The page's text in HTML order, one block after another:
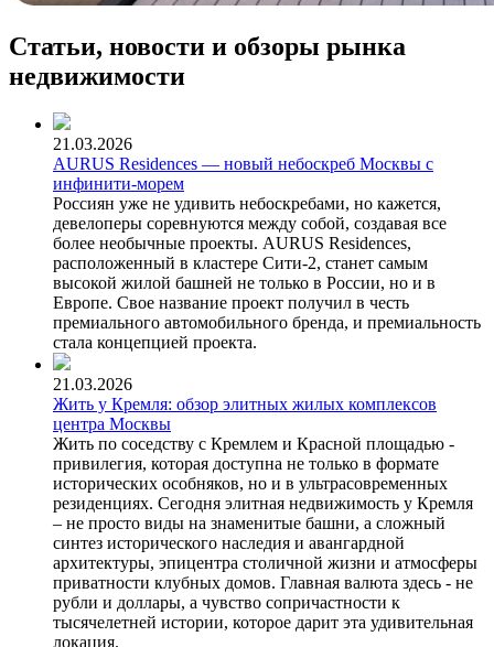
Статьи, новости и обзоры рынка
недвижимости
21.03.2026
AURUS Residences — новый небоскреб Москвы с
инфинити-морем
Россиян уже не удивить небоскребами, но кажется,
девелоперы соревнуются между собой, создавая все
более необычные проекты. AURUS Residences,
расположенный в кластере Сити-2, станет самым
высокой жилой башней не только в России, но и в
Европе. Свое название проект получил в честь
премиального автомобильного бренда, и премиальность
стала концепцией проекта.
21.03.2026
Жить у Кремля: обзор элитных жилых комплексов
центра Москвы
Жить по соседству с Кремлем и Красной площадью -
привилегия, которая доступна не только в формате
исторических особняков, но и в ультрасовременных
резиденциях. Сегодня элитная недвижимость у Кремля
– не просто виды на знаменитые башни, а сложный
синтез исторического наследия и авангардной
архитектуры, эпицентра столичной жизни и атмосферы
приватности клубных домов. Главная валюта здесь - не
рубли и доллары, а чувство сопричастности к
тысячелетней истории, которое дарит эта удивительная
локация.